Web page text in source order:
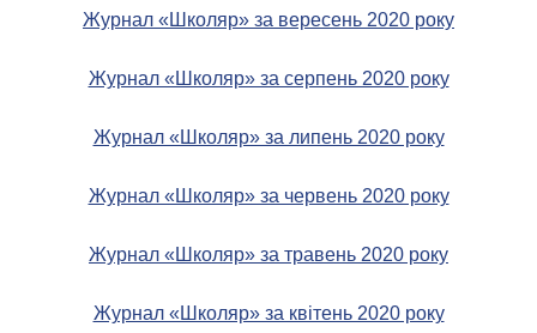
Журнал «Школяр» за вересень 2020 року
Журнал «Школяр» за серпень 2020 року
Журнал «Школяр» за липень 2020 року
Журнал «Школяр» за червень 2020 року
Журнал «Школяр» за травень 2020 року
Журнал «Школяр» за квітень 2020 року